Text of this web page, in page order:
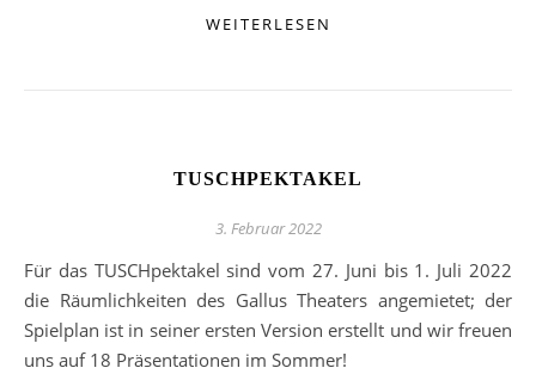
WEITERLESEN
TUSCHPEKTAKEL
3. Februar 2022
Für das TUSCHpektakel sind vom 27. Juni bis 1. Juli 2022
die Räumlichkeiten des Gallus Theaters angemietet; der
Spielplan ist in seiner ersten Version erstellt und wir freuen
uns auf 18 Präsentationen im Sommer!